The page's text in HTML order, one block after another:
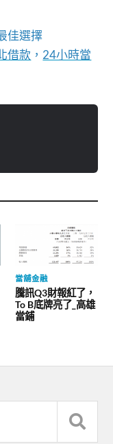
佳選擇
借款 ， 24小時當
當舖金融
騰訊Q3財報紅了，
To B底牌亮了_高雄
當鋪